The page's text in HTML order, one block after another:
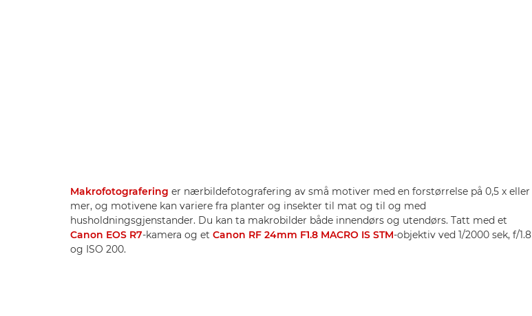
Makrofotografering er nærbildefotografering av små motiver med en forstørrelse på 0,5 x eller
mer, og motivene kan variere fra planter og insekter til mat og til og med
husholdningsgjenstander. Du kan ta makrobilder både innendørs og utendørs. Tatt med et
Canon EOS R7-kamera og et Canon RF 24mm F1.8 MACRO IS STM-objektiv ved 1/2000 sek, f/1.8
og ISO 200.